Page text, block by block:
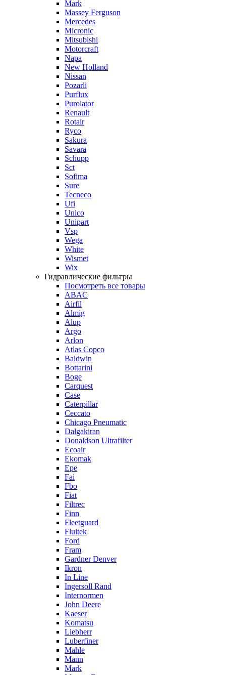
Mark
Massey Ferguson
Mercedes
Micronic
Mitsubishi
Motorcraft
Napa
New Holland
Nissan
Pozarli
Purflux
Purolator
Renault
Rotair
Ryco
Sakura
Savara
Schupp
Sct
Sofima
Sure
Tecneco
Ufi
Unico
Unipart
Vsp
Wega
White
Wismet
Wix
Гидравлические фильтры
Посмотреть все товары
ABAC
Airfil
Almig
Alup
Argo
Arlon
Atlas Copco
Baldwin
Bottarini
Boge
Carquest
Case
Caterpillar
Ceccato
Chicago Pneumatic
Dalgakiran
Donaldson Ultrafilter
Ecoair
Ekomak
Epe
Fai
Fbo
Fiat
Filtrec
Finn
Fleetguard
Fluitek
Ford
Fram
Gardner Denver
Ikron
In Line
Ingersoll Rand
Internormen
John Deere
Kaeser
Komatsu
Liebherr
Luberfiner
Mahle
Mann
Mark